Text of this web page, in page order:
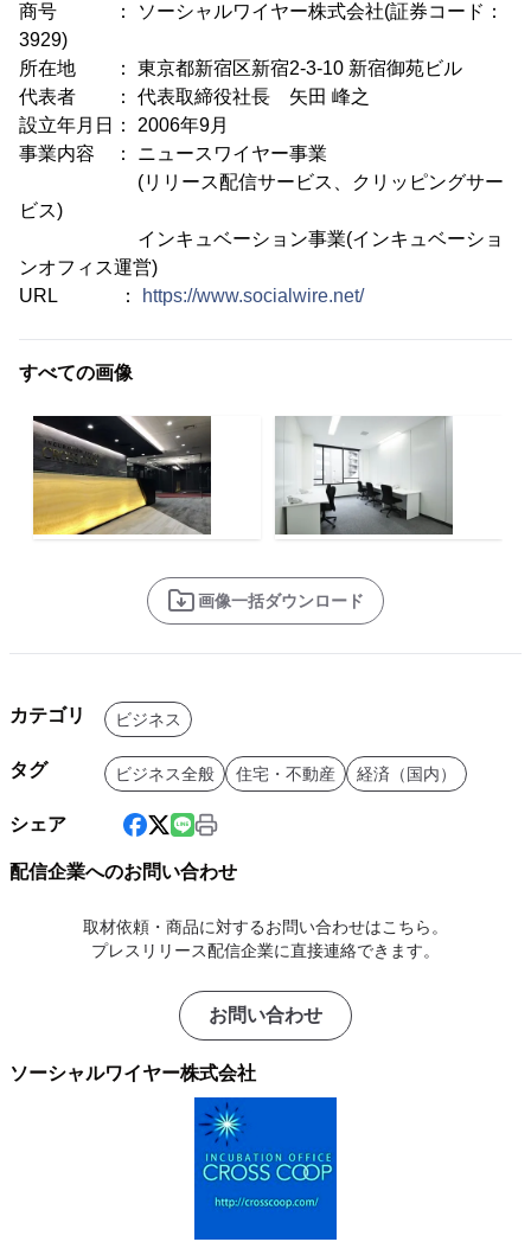
商号 ： ソーシャルワイヤー株式会社(証券コード：
3929)
所在地 ： 東京都新宿区新宿2-3-10 新宿御苑ビル
代表者 ： 代表取締役社長 矢田 峰之
設立年月日： 2006年9月
事業内容 ： ニュースワイヤー事業
(リリース配信サービス、クリッピングサー
ビス)
インキュベーション事業(インキュベーショ
ンオフィス運営)
URL ：
https://www.socialwire.net/
すべての画像
画像一括ダウンロード
カテゴリ ビジネス
タグ ビジネス全般 住宅・不動産 経済（国内）
シェア
配信企業へのお問い合わせ
取材依頼・商品に対するお問い合わせはこちら。
プレスリリース配信企業に直接連絡できます。
お問い合わせ
ソーシャルワイヤー株式会社